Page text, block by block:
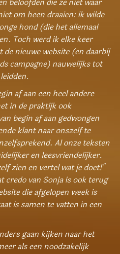
om heen draaien: ik wilde
hond (die het allemaal
Toch werd ik elke keer
de nieuwe website (en daarbij
campagne) nauwelijks tot
af aan een heel andere
in de praktijk ook
begin af aan gedwongen
klant naar onszelf te
Al onze teksten
en leesvriendelijker.
zien en vertel wat je doet!"
credo van Sonja is ook terug
die afgelopen week is
is samen te vatten in een
gaan kijken naar het
als een noodzakelijk